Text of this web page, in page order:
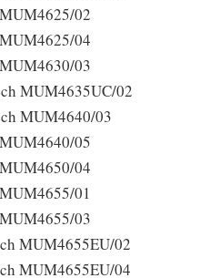
02
04
03
MUM4635UC/02
MUM4640/03
05
04
01
03
MUM4655EU/02
MUM4655EU/04